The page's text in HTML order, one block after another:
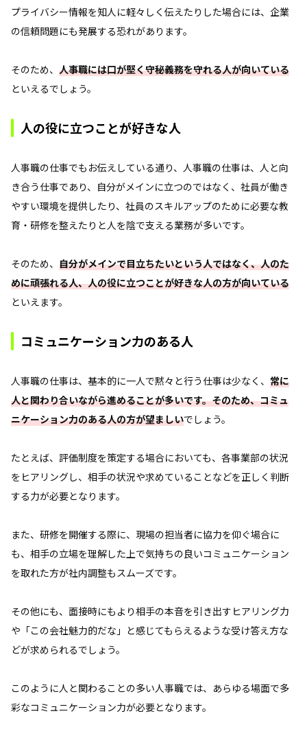
プライバシー情報を知人に軽々しく伝えたりした場合には、企業
の信頼問題にも発展する恐れがあります。
そのため、 人事職には口が堅く守秘義務を守れる人が向いている
といえるでしょう。
人の役に立つことが好きな人
人事職の仕事でもお伝えしている通り、人事職の仕事は、人と向
き合う仕事であり、自分がメインに立つのではなく、社員が働き
やすい環境を提供したり、社員のスキルアップのために必要な教
育・研修を整えたりと人を陰で支える業務が多いです。
そのため、 自分がメインで目立ちたいという人ではなく、人のた
めに頑張れる人、人の役に立つことが好きな人の方が向いている
といえます。
コミュニケーション力のある人
人事職の仕事は、基本的に一人で黙々と行う仕事は少なく、 常に
人と関わり合いながら進めることが多いです。そのため、コミュ
ニケーション力のある人の方が望ましいでしょう。
たとえば、評価制度を策定する場合においても、各事業部の状況
をヒアリングし、相手の状況や求めていることなどを正しく判断
する力が必要となります。
また、研修を開催する際に、現場の担当者に協力を仰ぐ場合に
も、相手の立場を理解した上で気持ちの良いコミュニケーション
を取れた方が社内調整もスムーズです。
その他にも、面接時にもより相手の本音を引き出すヒアリング力
や「この会社魅力的だな」と感じてもらえるような受け答え方な
どが求められるでしょう。
このように人と関わることの多い人事職では、あらゆる場面で多
彩なコミュニケーション力が必要となります。